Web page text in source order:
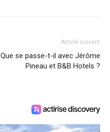
Article suivant
Que se passe-t-il avec Jérôme
Pineau et B&B Hotels ?